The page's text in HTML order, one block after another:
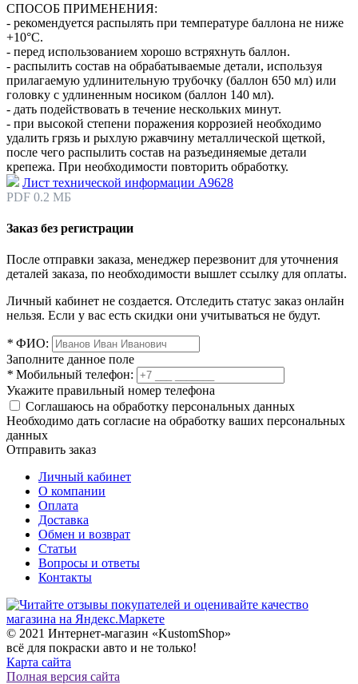
СПОСОБ ПРИМЕНЕНИЯ:
- рекомендуется распылять при температуре баллона не ниже
+10°С.
- перед использованием хорошо встряхнуть баллон.
- распылить состав на обрабатываемые детали, используя
прилагаемую удлинительную трубочку (баллон 650 мл) или
головку с удлиненным носиком (баллон 140 мл).
- дать подействовать в течение нескольких минут.
- при высокой степени поражения коррозией необходимо
удалить грязь и рыхлую ржавчину металлической щеткой,
после чего распылить состав на разъединяемые детали
крепежа. При необходимости повторить обработку.
Лист технической информации А9628
PDF 0.2 МБ
Заказ без регистрации
После отправки заказа, менеджер перезвонит для уточнения
деталей заказа, по необходимости вышлет ссылку для оплаты.
Личный кабинет не создается. Отследить статус заказ онлайн
нельзя. Если у вас есть скидки они учитываться не будут.
* ФИО:
Заполните данное поле
* Мобильный телефон:
Укажите правильный номер телефона
Соглашаюсь на обработку персональных данных
Необходимо дать согласие на обработку ваших персональных
данных
Отправить заказ
Личный кабинет
О компании
Оплата
Доставка
Обмен и возврат
Статьи
Вопросы и ответы
Контакты
© 2021 Интернет-магазин «KustomShop»
всё для покраски авто и не только!
Карта сайта
Полная версия сайта